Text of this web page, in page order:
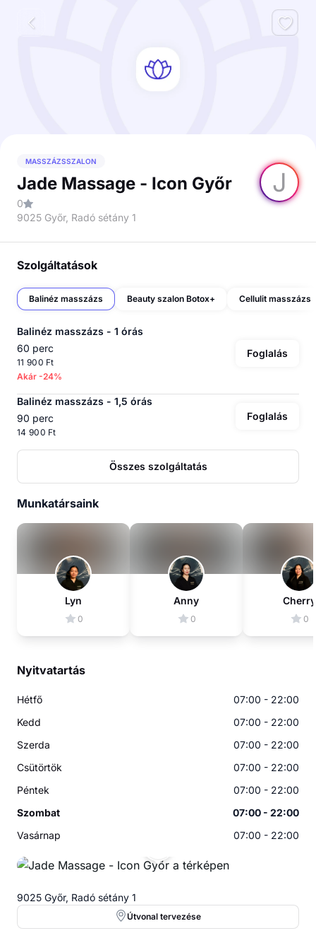
J
MASSZÁZSSZALON
Jade Massage - Icon Győr
0
9025 Győr, Radó sétány 1
Szolgáltatások
Balinéz masszázs Beauty szalon Botox+ Cellulit masszázs
Balinéz masszázs - 1 órás
60 perc
11 900 Ft
Akár -24%
Foglalás
Balinéz masszázs - 1,5 órás
90 perc
14 900 Ft
Foglalás
Összes szolgáltatás
Munkatársaink
Lyn
0
Anny
0
Cherry
0
Nyitvatartás
Hétfő
07:00 - 22:00
Kedd
07:00 - 22:00
Szerda
07:00 - 22:00
Csütörtök
07:00 - 22:00
Péntek
07:00 - 22:00
Szombat
07:00 - 22:00
Vasárnap
07:00 - 22:00
9025 Győr, Radó sétány 1
Útvonal tervezése